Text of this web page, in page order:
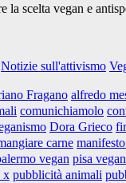
la scelta vegan e
Notizie sull'attivismo
Fragano alfredo
comunichiamolo
Dora Grieco
carne
vegan pisa vegan
x pubblicità animali